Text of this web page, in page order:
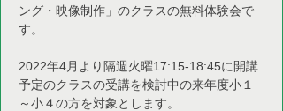
ング・映像制作」のクラスの無料体験会で
す。
2022年4月より隔週火曜17:15-18:45に開講
予定のクラスの受講を検討中の来年度小１
～小４の方を対象とします。